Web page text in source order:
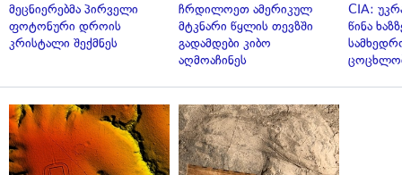
მეცნიერებმა პირველი
ფოტონური დროის
კრისტალი შექმნეს
ჩრდილოეთ ამერიკულ
მტკნარი წყლის თევზში
გადამდები კიბო
აღმოაჩინეს
CIA:
წინა